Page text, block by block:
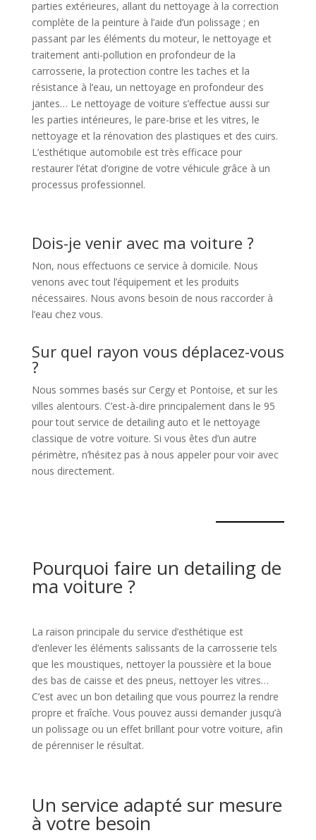
parties extérieures, allant du nettoyage à la correction
complète de la peinture à l’aide d’un polissage ; en
passant par les éléments du moteur, le nettoyage et
traitement anti-pollution en profondeur de la
carrosserie, la protection contre les taches et la
résistance à l’eau, un nettoyage en profondeur des
jantes… Le nettoyage de voiture s’effectue aussi sur
les parties intérieures, le pare-brise et les vitres, le
nettoyage et la rénovation des plastiques et des cuirs.
L’esthétique automobile est très efficace pour
restaurer l’état d’origine de votre véhicule grâce à un
processus professionnel.
Dois-je venir avec ma voiture ?
Non, nous effectuons ce service à domicile. Nous
venons avec tout l’équipement et les produits
nécessaires. Nous avons besoin de nous raccorder à
l’eau chez vous.
Sur quel rayon vous déplacez-vous
?
Nous sommes basés sur Cergy et Pontoise, et sur les
villes alentours. C’est-à-dire principalement dans le 95
pour tout service de detailing auto et le nettoyage
classique de votre voiture. Si vous êtes d’un autre
périmètre, n’hésitez pas à nous appeler pour voir avec
nous directement.
Pourquoi faire un detailing de
ma voiture ?
La raison principale du service d’esthétique est
d’enlever les éléments salissants de la carrosserie tels
que les moustiques, nettoyer la poussière et la boue
des bas de caisse et des pneus, nettoyer les vitres…
C’est avec un bon detailing que vous pourrez la rendre
propre et fraîche. Vous pouvez aussi demander jusqu’à
un polissage ou un effet brillant pour votre voiture, afin
de pérenniser le résultat.
Un service adapté sur mesure
à votre besoin